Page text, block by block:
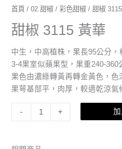
首頁 /02.甜椒 /彩色甜椒 / 甜椒
甜椒 3115 黃華
中生，中高植株，果長95公分，
3-4果室似蘋果型，果重240-360
果色由濃綠轉黃再轉金黃色，色
果萼基部平，肉厚，較適乾涼
- +